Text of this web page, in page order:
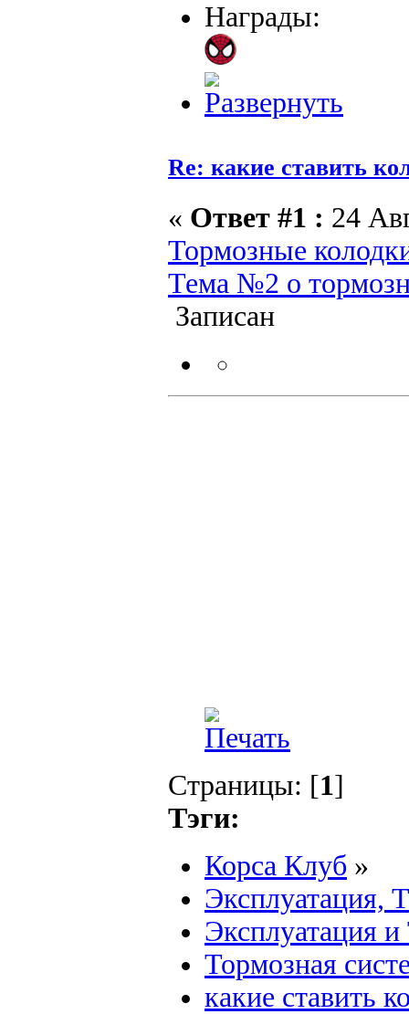
Награды:
Re: какие ставить
« Ответ #1 : 24
Тормозные
Тема №2 о
Записан
Страницы: [1]
Тэги:
Корса Клуб »
Эксплуатация,
Эксплуатация
Тормозная
какие ставить